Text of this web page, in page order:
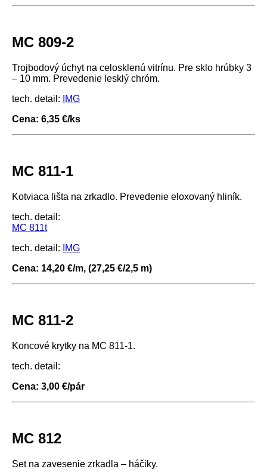
MC 809-2
Trojbodový úchyt na celosklenú vitrínu. Pre sklo hrúbky 3
– 10 mm. Prevedenie lesklý chróm.
tech. detail:
IMG
Cena: 6,35 €/ks
MC 811-1
Kotviaca lišta na zrkadlo. Prevedenie eloxovaný hliník.
tech. detail:
MC 811t
tech. detail:
IMG
Cena: 14,20 €/m, (27,25 €/2,5 m)
MC 811-2
Koncové krytky na MC 811-1.
tech. detail:
Cena: 3,00 €/pár
MC 812
Set na zavesenie zrkadla – háčiky.